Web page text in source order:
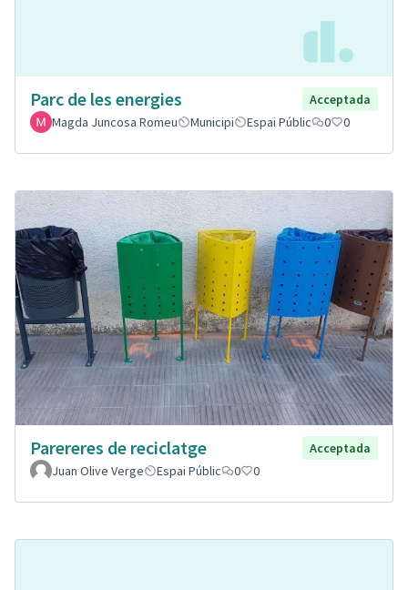
Parc de les energies
Acceptada
Magda Juncosa Romeu
Municipi Espai Públic 0 0
Parereres de reciclatge
Acceptada
Juan Olive Verge
Espai Públic 0 0